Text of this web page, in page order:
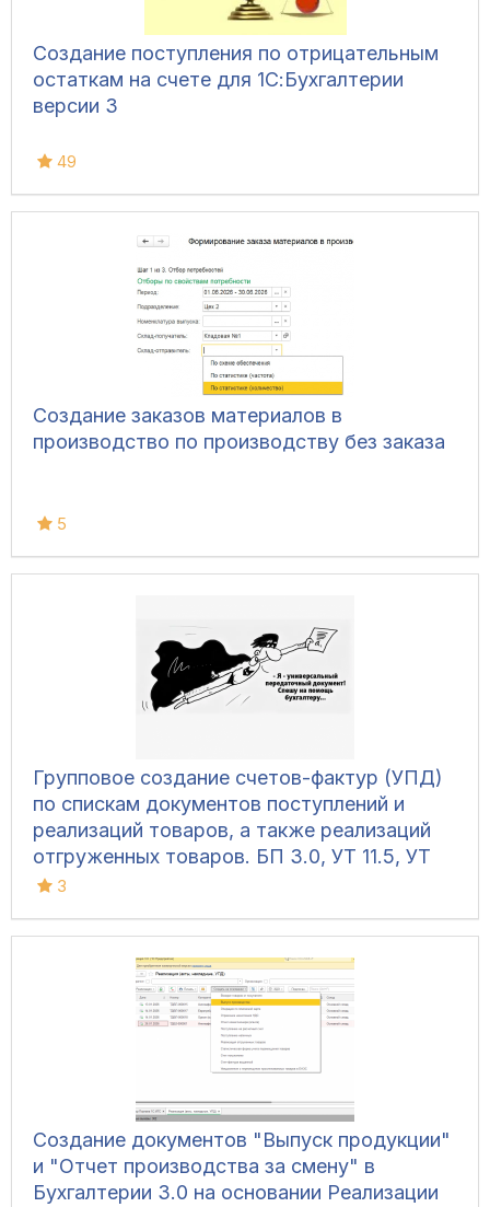
Создание поступления по отрицательным
остаткам на счете для 1С:Бухгалтерии
версии 3
49
Создание заказов материалов в
производство по производству без заказа
5
Групповое создание счетов-фактур (УПД)
по спискам документов поступлений и
реализаций товаров, а также реализаций
отгруженных товаров. БП 3.0, УТ 11.5, УТ
11.4, УТ 10.3, КА 2.5, КА 2.4, КА 1.1, ERP 2.5,
7.7
3
Создание документов "Выпуск продукции"
и "Отчет производства за смену" в
Бухгалтерии 3.0 на основании Реализации